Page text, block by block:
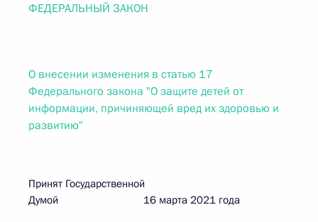
ФЕДЕРАЛЬНЫЙ ЗАКОН
О внесении изменения в статью 17
Федерального закона "О защите детей от
информации, причиняющей вред их здоровью и
развитию"
Принят Государственной
Думой 16 марта 2021 года